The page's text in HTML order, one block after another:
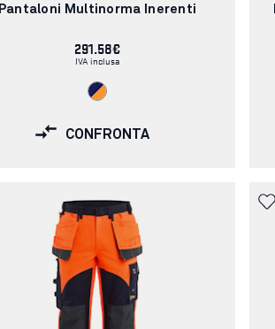
articolo:
Pantaloni Multinorma Inerenti
291.58€
IVA inclusa
CONFRONTA